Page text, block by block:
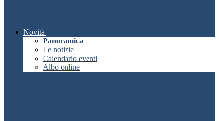
Novità
Panoramica
Le notizie
Calendario eventi
Albo online